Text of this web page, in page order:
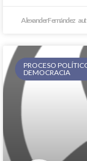
Alexander Fernández
PROCESO
DEMOCRACIA